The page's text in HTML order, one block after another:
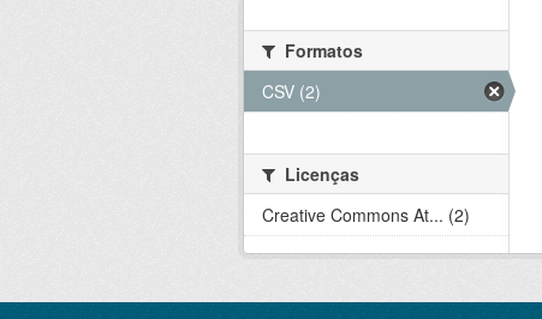
Formatos
CSV (2)
Licenças
Creative Commons At... (2)